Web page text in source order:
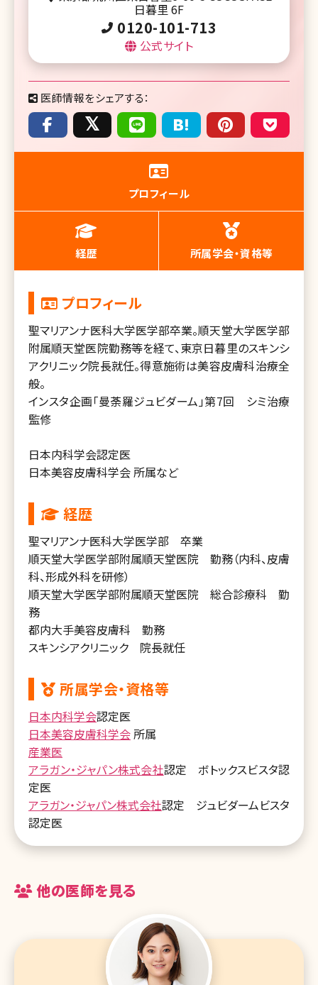
日暮里 6F
0120-101-713
公式サイト
医師情報をシェアする：
プロフィール
経歴 所属学会・資格等
プロフィール
聖マリアンナ医科大学医学部卒業。順天堂大学医学部
附属順天堂医院勤務等を経て、東京日暮里のスキンシ
アクリニック院長就任。得意施術は美容皮膚科治療全
般。
インスタ企画「曼荼羅ジュビダーム」第7回 シミ治療
監修
日本内科学会認定医
日本美容皮膚科学会 所属など
経歴
聖マリアンナ医科大学医学部 卒業
順天堂大学医学部附属順天堂医院 勤務（内科、皮膚
科、形成外科を研修）
順天堂大学医学部附属順天堂医院 総合診療科 勤
務
都内大手美容皮膚科 勤務
スキンシアクリニック 院長就任
所属学会・資格等
日本内科学会認定医
日本美容皮膚科学会所属
産業医
アラガン・ジャパン株式会社認定 ボトックスビスタ認
定医
アラガン・ジャパン株式会社認定 ジュビダームビスタ
認定医
他の医師を見る